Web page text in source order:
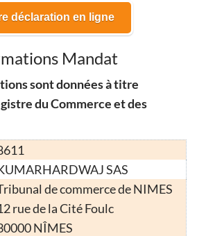
déclaration en ligne
Mandat
sont données à titre
du Commerce et des
SAS
de commerce de NIMES
rue de la Cité Foulc
NÎMES